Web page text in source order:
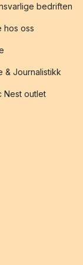
bedriften
hos oss
& Journalistikk
Nest outlet